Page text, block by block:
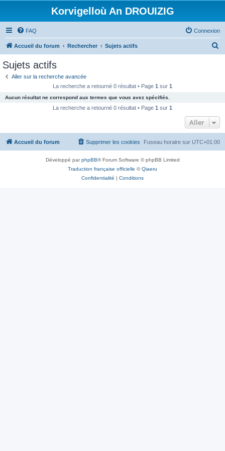
Korvigelloù An DROUIZIG
FAQ Connexion
Accueil du forum Rechercher Sujets actifs
c
e
Sujets actifs
Aller sur la recherche avancée
La recherche a retourné 0 résultat • Page 1 sur 1
Aucun résultat ne correspond aux termes que vous avez spécifiés.
La recherche a retourné 0 résultat • Page 1 sur 1
Aller
Accueil du forum Fuseau horaire sur UTC+01:00
Supprimer les cookies
Développé parphpBB® Forum Software © phpBB Limited
Traduction française officielle ©Qiaeru
Confidentialité | Conditions